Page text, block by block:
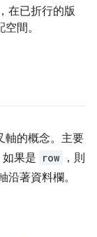
在已折行的版
間。
軸的概念。主要
果是 row ，則
沿著資料欄。